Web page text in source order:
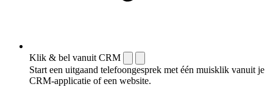
Klik & bel vanuit CRM
Start een uitgaand telefoongesprek met één muisklik vanuit je
CRM-applicatie of een website.